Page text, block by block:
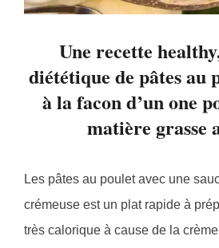
Une recette
diététique de pâtes au
à la facon d’un one
matière grasse
Les pâtes au poulet avec une
crémeuse est un plat rapide à
très calorique à cause de la